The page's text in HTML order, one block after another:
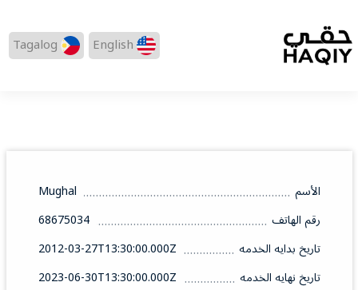
English
Tagalog
الأسم
Mughal
رقم الهاتف
68675034
تاريخ بدايه الخدمه
2012-03-27T13:30:00.000Z
تاريخ نهايه الخدمه
2023-06-30T13:30:00.000Z